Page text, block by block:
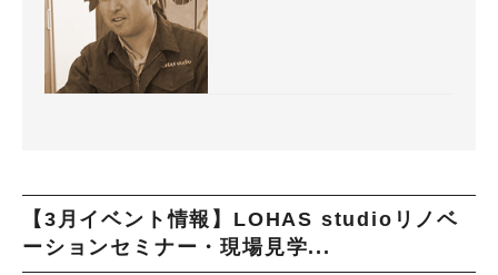
【3月イベント情報】LOHAS studioリノベ
ーションセミナー・現場見学...